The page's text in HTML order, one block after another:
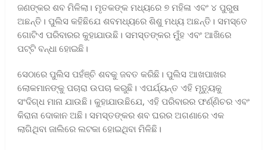
ଜଣଙ୍କର ଶବ ମିଳିଲା। ମୃତକଙ୍କ ମଧ୍ୟରେ ୭ ମହିଳା ଏବଂ ୪ ପୁରୁଷ
ଅଛନ୍ତି। ପୁଲିସ କହିଛିଯେ ଶବମଧ୍ୟରେ ଶିଶୁ ମଧ୍ୟ ଅଛନ୍ତି। ସମସ୍ତେ
ଗୋଟିଏ ପରିବାରର କୁହାଯାଉଛି। ସମସ୍ତଙ୍କର ମୁଁହ ଏବଂ ଆଖିରେ
ପଟ୍ଟି ବନ୍ଧା ହୋଇଛି।
ସେଠାରେ ପୁଲିସ ପହଁଞ୍ଚି ଶବକୁ ଜବତ କରିଛି। ପୁଲିସ ଆଖପାଖର
ଲୋକମାନଙ୍କୁ ପଚାରା ଉପଚା କରୁଛି। ଏପର୍ଯ୍ୟନ୍ତ ଏହି ମୃତ୍ୟୁକୁ
ସଂଦିଗ୍ଧ ମାନା ଯାଉଛି। କୁହାଯାଉଛିଯେ, ଏହି ପରିବାରର ଫର୍ଣ୍ଣିଚର ଏବଂ
କିରାନା ଦୋକାନ ଅଛି। ସମସ୍ତଙ୍କର ଶବ ଘରର ଅଗଣାରେ ଏକ
ଲାଗିଥିବା ଜାଲିରେ ଲଟକା ହୋଇଥିବା ମିଳିଛି।